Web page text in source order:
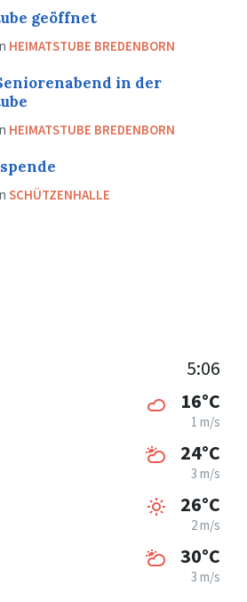
geöffnet
HEIMATSTUBE BREDENBORN
in der
HEIMATSTUBE BREDENBORN
SCHÜTZENHALLE
5:06
16°C
1 m/s
24°C
3 m/s
26°C
2 m/s
30°C
3 m/s